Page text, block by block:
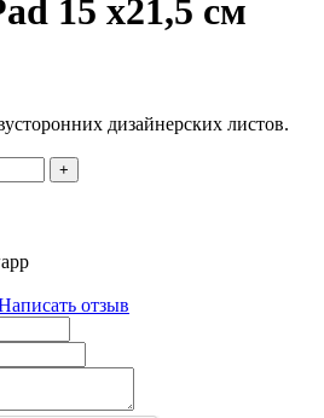
15 х21,5 см
дизайнерских листов.
+
отзыв